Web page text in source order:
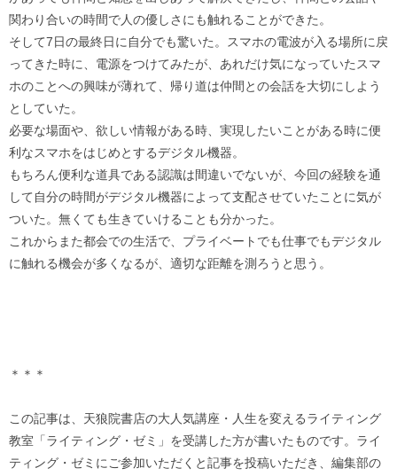
関わり合いの時間で人の優しさにも触れることができた。
そして7日の最終日に自分でも驚いた。スマホの電波が入る場所に戻
ってきた時に、電源をつけてみたが、あれだけ気になっていたスマ
ホのことへの興味が薄れて、帰り道は仲間との会話を大切にしよう
としていた。
必要な場面や、欲しい情報がある時、実現したいことがある時に便
利なスマホをはじめとするデジタル機器。
もちろん便利な道具である認識は間違いでないが、今回の経験を通
して自分の時間がデジタル機器によって支配させていたことに気が
ついた。無くても生きていけることも分かった。
これからまた都会での生活で、プライベートでも仕事でもデジタル
に触れる機会が多くなるが、適切な距離を測ろうと思う。
＊＊＊
この記事は、天狼院書店の大人気講座・人生を変えるライティング
教室「ライティング・ゼミ」を受講した方が書いたものです。ライ
ティング・ゼミにご参加いただくと記事を投稿いただき、編集部の